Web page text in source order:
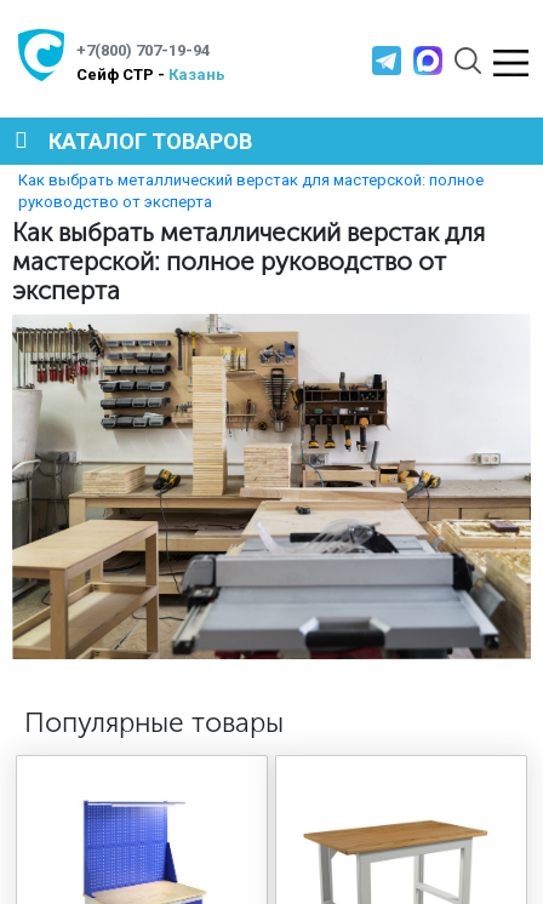
+7(800) 707-19-94
Cейф СТР - Казань
КАТАЛОГ ТОВАРОВ
СЕЙФЫ
МЕТАЛЛИЧЕСКАЯ МЕБЕЛЬ
МЕТАЛЛИЧЕСКИЕ СТЕЛЛАЖИ
ПРОИЗВОДСТВЕННАЯ МЕБЕЛЬ
МЕДИЦИНСКАЯ МЕБЕЛЬ
СИСТЕМЫ ХРАНЕНИЯ
ОФИСНАЯ МЕБЕЛЬ
МЕБЕЛЬ ДЛЯ ДОМА
МЕБЕЛЬ ДЛЯ СТОЛОВЫХ
Главная
Полезная информация
Как выбрать металлический верстак для мастерской: полное
руководство от эксперта
Как выбрать металлический верстак для
мастерской: полное руководство от
эксперта
Популярные товары